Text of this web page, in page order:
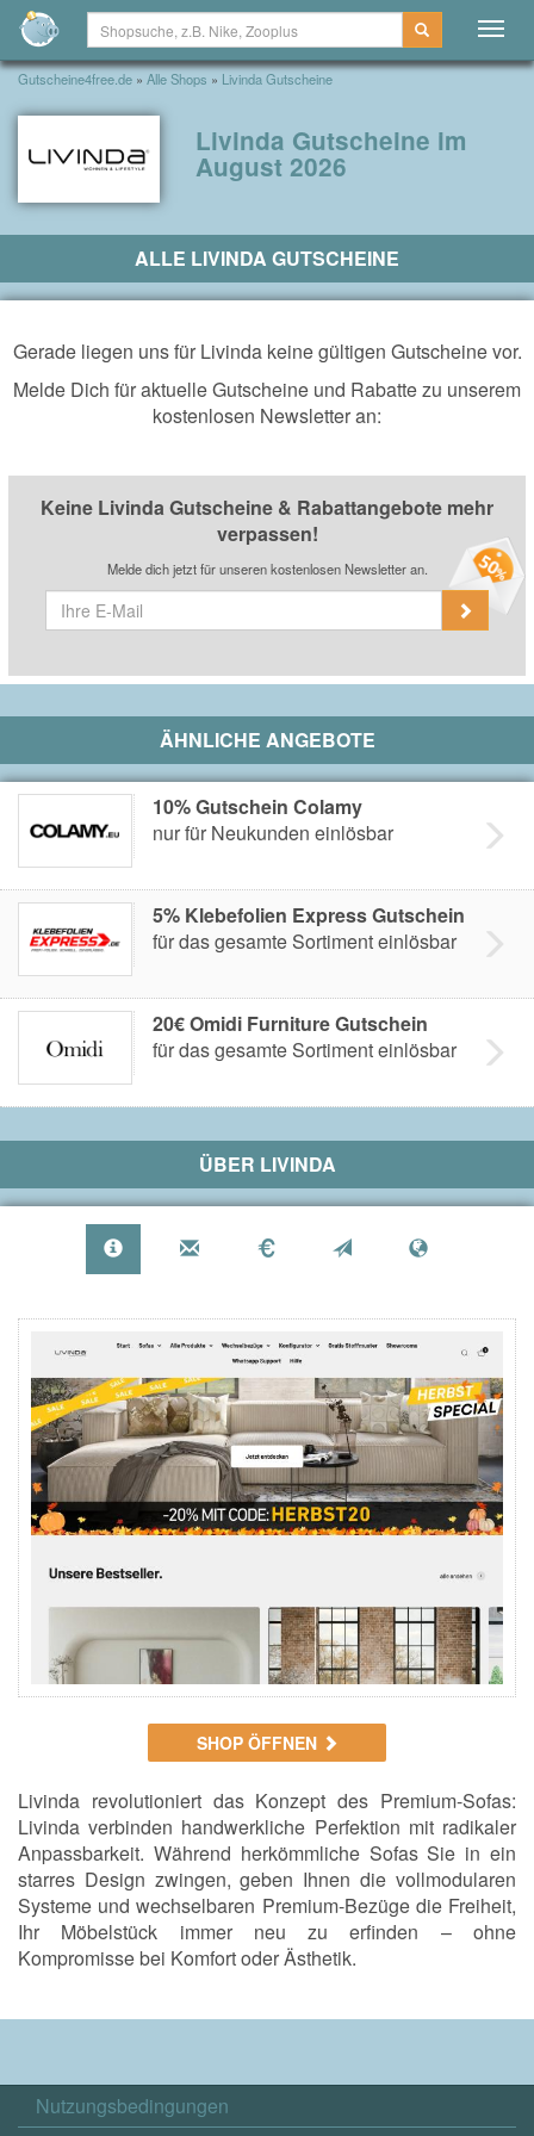
Gutscheine4free.de » Alle Shops » Livinda Gutscheine
Livinda Gutscheine im
August 2026
ALLE LIVINDA GUTSCHEINE
Gerade liegen uns für Livinda keine gültigen Gutscheine vor.
Melde Dich für aktuelle Gutscheine und Rabatte zu unserem
kostenlosen Newsletter an:
Keine Livinda Gutscheine & Rabattangebote mehr
verpassen!
Melde dich jetzt für unseren kostenlosen Newsletter an.
ÄHNLICHE ANGEBOTE
10% Gutschein Colamy
nur für Neukunden einlösbar
5% Klebefolien Express Gutschein
für das gesamte Sortiment einlösbar
20€ Omidi Furniture Gutschein
für das gesamte Sortiment einlösbar
ÜBER LIVINDA
SHOP ÖFFNEN
Livinda revolutioniert das Konzept des Premium-Sofas:
Livinda verbinden handwerkliche Perfektion mit radikaler
Anpassbarkeit. Während herkömmliche Sofas Sie in ein
starres Design zwingen, geben Ihnen die vollmodularen
Systeme und wechselbaren Premium-Bezüge die Freiheit,
Ihr Möbelstück immer neu zu erfinden – ohne
Kompromisse bei Komfort oder Ästhetik.
Nutzungsbedingungen